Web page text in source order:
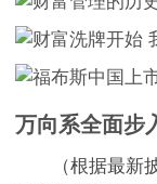
万向系全面步
（根据最新披